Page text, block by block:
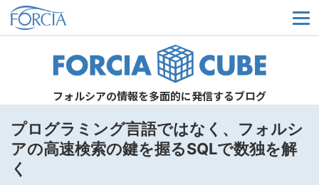
メ
フォルシアの情報を多面的に発信するブログ
プログラミング言語ではなく、フォルシ
アの高速検索の鍵を握るSQLで数独を解
く